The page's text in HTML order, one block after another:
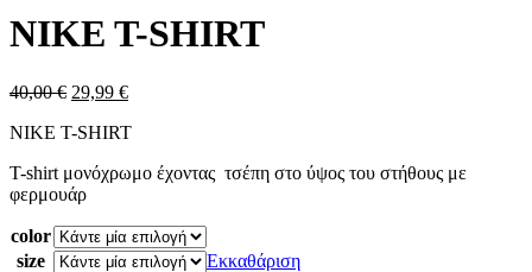
NIKE T-SHIRT
40,00€ Original
was:
29,99 €Η
τιμή
29,99 €.
NIKE T-SHIRT
T-shirt μονόχρωμο έχοντας τσέπη στο ύψος του στήθους με
φερμουάρ
color
size
Εκκαθάριση